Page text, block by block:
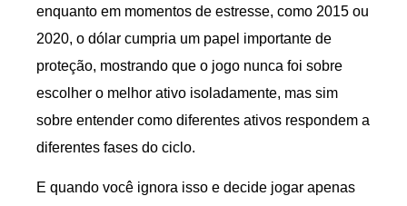
enquanto em momentos de estresse, como 2015 ou
2020, o dólar cumpria um papel importante de
proteção, mostrando que o jogo nunca foi sobre
escolher o melhor ativo isoladamente, mas sim
sobre entender como diferentes ativos respondem a
diferentes fases do ciclo.
E quando você ignora isso e decide jogar apenas